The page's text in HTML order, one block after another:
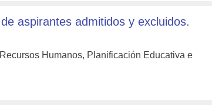
aspirantes admitidos y excluidos.
Humanos, Planificación Educativa e